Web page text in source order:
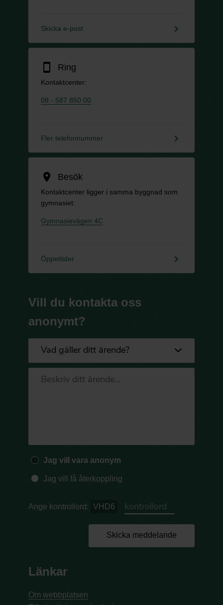
Skicka e-post keyboard_arrow_right
smartphone Ring
Kontaktcenter:
08 - 587 850 00
Fler telefonnummer keyboard_arrow_right
location_on Besök
Kontaktcenter ligger i samma byggnad som
gymnasiet:
Gymnasievägen 4C
Öppettider keyboard_arrow_right
Vill du kontakta oss
anonymt?
Jag vill vara anonym
Jag vill få återkoppling
Ange kontrollord: VHD6
Skicka meddelande
Länkar
Om webbplatsen